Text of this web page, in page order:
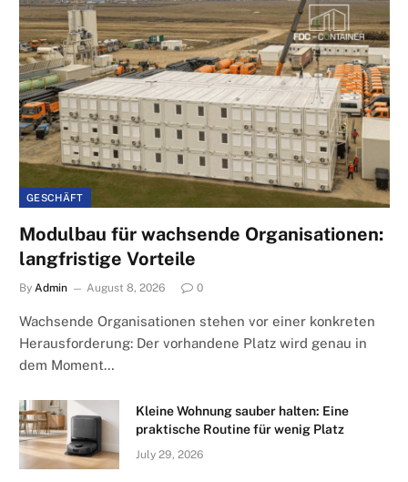
GESCHÄFT
Modulbau für wachsende Organisationen:
langfristige Vorteile
By Admin August 8, 2026 0
Wachsende Organisationen stehen vor einer konkreten
Herausforderung: Der vorhandene Platz wird genau in
dem Moment…
Kleine Wohnung sauber halten: Eine
praktische Routine für wenig Platz
July 29, 2026